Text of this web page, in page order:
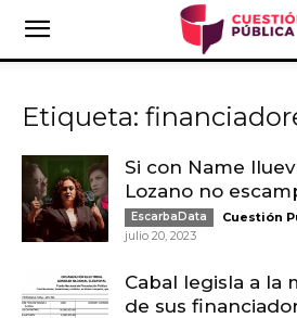
Etiqueta:
Si con Name
Lozano no
EscarbaData Cuestión
julio 20, 2023
Cabal legisla a la
de sus